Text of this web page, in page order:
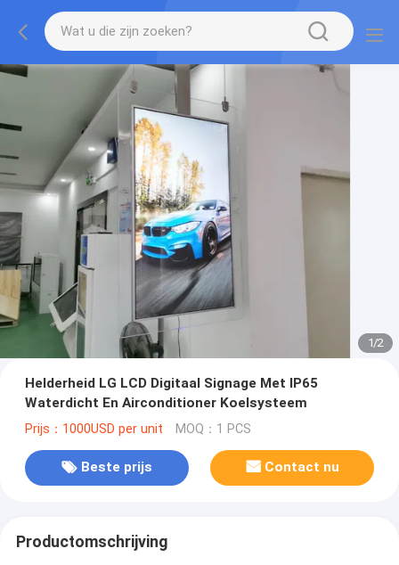
1/2
Helderheid LG LCD Digitaal Signage Met IP65
Waterdicht En Airconditioner Koelsysteem
Prijs：1000USD per unit MOQ：1 PCS
Beste prijs Contact nu
Productomschrijving